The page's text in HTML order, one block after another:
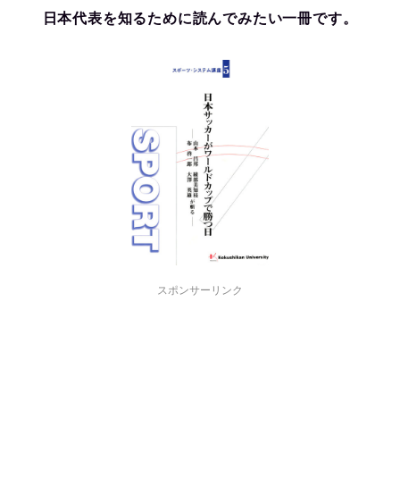
日本代表を知るために読んでみたい一冊です。
スポンサーリンク